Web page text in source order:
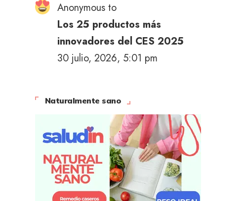
Anonymous to
Los 25 productos más
innovadores del CES 2025
30 julio, 2026, 5:01 pm
Naturalmente sano